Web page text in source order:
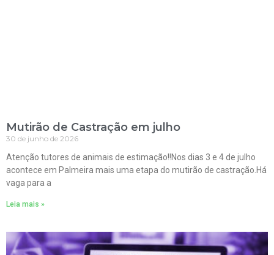
Mutirão de Castração em julho
30 de junho de 2026
Atenção tutores de animais de estimação!!Nos dias 3 e 4 de julho
acontece em Palmeira mais uma etapa do mutirão de castração.Há
vaga para a
Leia mais »